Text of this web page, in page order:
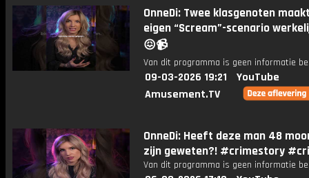
OnneDi: Twee klasgenoten
eigen “Scream”-scenario
😖📹
Van dit programma is geen informatie
09-03-2026 19:21
YouTube
Amusement.TV
OnneDi: Heeft deze man 48
zijn geweten?! #crimestory
Van dit programma is geen informatie